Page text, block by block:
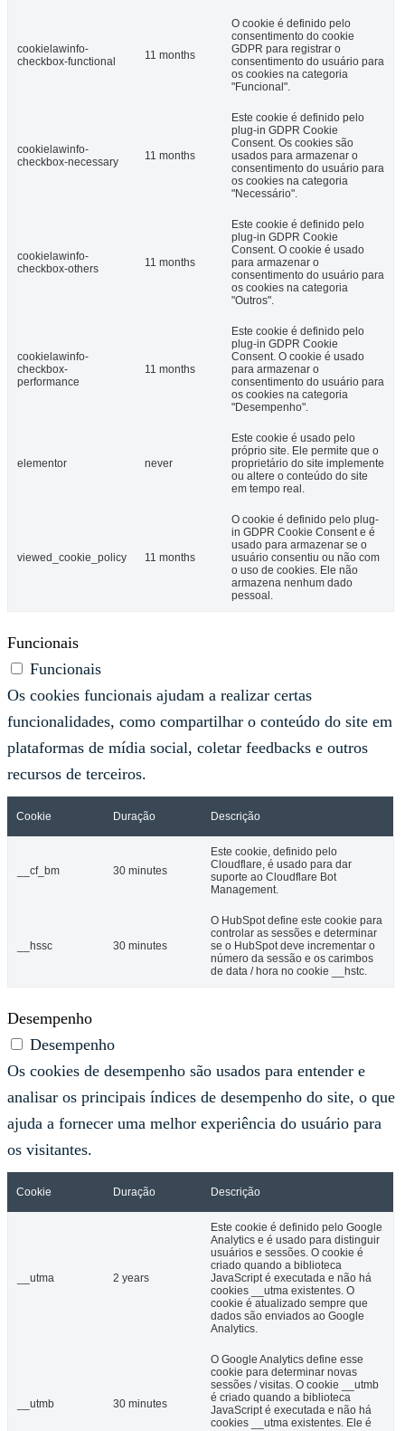
cookielawinfo-
checkbox-functional
11 months
O cookie é definido pelo
consentimento do cookie
GDPR para registrar o
consentimento do usuário para
os cookies na categoria
"Funcional".
cookielawinfo-
checkbox-necessary
11 months
Este cookie é definido pelo
plug-in GDPR Cookie
Consent. Os cookies são
usados ​​para armazenar o
consentimento do usuário para
os cookies na categoria
"Necessário".
cookielawinfo-
checkbox-others
11 months
Este cookie é definido pelo
plug-in GDPR Cookie
Consent. O cookie é usado
para armazenar o
consentimento do usuário para
os cookies na categoria
"Outros".
cookielawinfo-
checkbox-
performance
11 months
Este cookie é definido pelo
plug-in GDPR Cookie
Consent. O cookie é usado
para armazenar o
consentimento do usuário para
os cookies na categoria
"Desempenho".
elementor never
Este cookie é usado pelo
próprio site. Ele permite que o
proprietário do site implemente
ou altere o conteúdo do site
em tempo real.
viewed_cookie_policy 11 months
O cookie é definido pelo plug-
in GDPR Cookie Consent e é
usado para armazenar se o
usuário consentiu ou não com
o uso de cookies. Ele não
armazena nenhum dado
pessoal.
Funcionais
Funcionais
Os cookies funcionais ajudam a realizar certas
funcionalidades, como compartilhar o conteúdo do site em
plataformas de mídia social, coletar feedbacks e outros
recursos de terceiros.
Cookie Duração Descrição
__cf_bm 30 minutes
Este cookie, definido pelo
Cloudflare, é usado para dar
suporte ao Cloudflare Bot
Management.
__hssc 30 minutes
O HubSpot define este cookie para
controlar as sessões e determinar
se o HubSpot deve incrementar o
número da sessão e os carimbos
de data / hora no cookie __hstc.
Desempenho
Desempenho
Os cookies de desempenho são usados ​​para entender e
analisar os principais índices de desempenho do site, o que
ajuda a fornecer uma melhor experiência do usuário para
os visitantes.
Cookie Duração Descrição
__utma 2 years
Este cookie é definido pelo Google
Analytics e é usado para distinguir
usuários e sessões. O cookie é
criado quando a biblioteca
JavaScript é executada e não há
cookies __utma existentes. O
cookie é atualizado sempre que
dados são enviados ao Google
Analytics.
__utmb 30 minutes
O Google Analytics define esse
cookie para determinar novas
sessões / visitas. O cookie __utmb
é criado quando a biblioteca
JavaScript é executada e não há
cookies __utma existentes. Ele é